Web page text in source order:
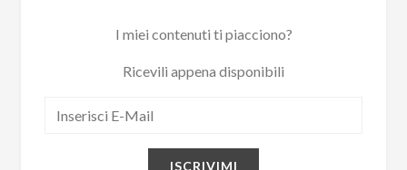
I miei contenuti ti piacciono?
Ricevili appena disponibili